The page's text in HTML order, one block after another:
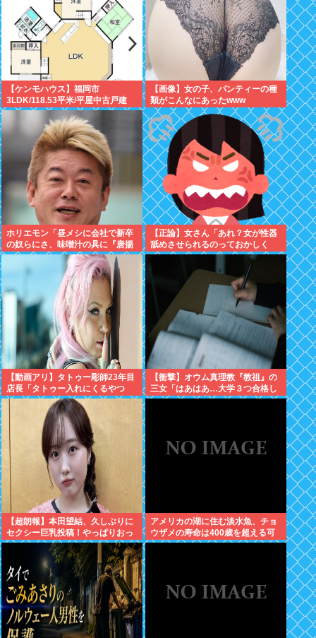
【ケンモハウス】福岡市
3LDK/118.53平米/平屋中古戸建
て/3,500万円 ありか？
【画像】女の子、パンティーの種
類がこんなにあったwww
ホリエモン「昼メシに会社で新卒
の奴らにさ、味噌汁の具に『唐揚
げがない理由』わかるか？って聞
いたの」
【正論】女さん「あれ？女が性器
舐めさせられるのっておかしく
ね？」6まんいいね
【動画アリ】タトゥー彫師23年目
店長「タトゥー入れにくるやつ
99%バカです」←これ！
【衝撃】オウム真理教『教祖』の
三女「はあはあ…大学３つ合格し
たぞ！！！」大学
【超朗報】本田望結、久しぶりに
セクシー巨乳投稿！やっぱりおっ
ぱいでかかった！
アメリカの湖に住む淡水魚、チョ
ウザメの寿命は400歳を超える可
能性